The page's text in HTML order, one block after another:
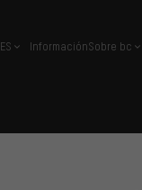
español
ES InformaciónSobre bc